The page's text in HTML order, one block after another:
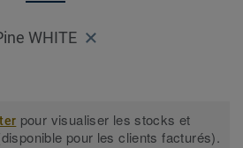
WHITE
pour visualiser les stocks et
pour les clients facturés).